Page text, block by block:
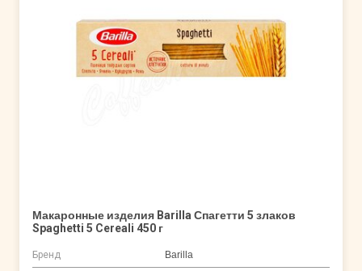
Макаронные изделия Barilla Спагетти 5 злаков
Spaghetti 5 Cereali 450 г
Бренд Barilla